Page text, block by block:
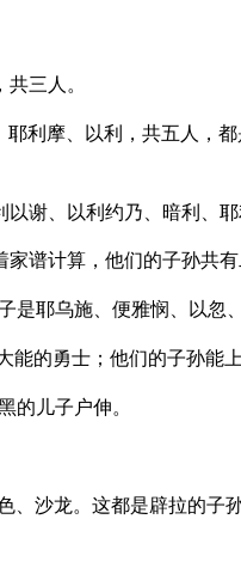
三人。
利摩、以利，共五人，
谢、以利约乃、暗利、
谱计算，他们的子孙共有
是耶乌施、便雅悯、以忽
的勇士；他们的子孙能
的儿子户伸。
沙龙。这都是辟拉的子孙